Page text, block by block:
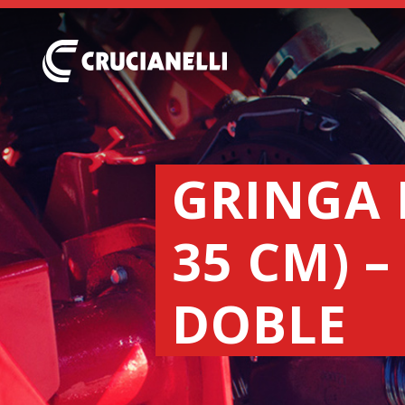
GRINGA
35 CM)
DOBLE